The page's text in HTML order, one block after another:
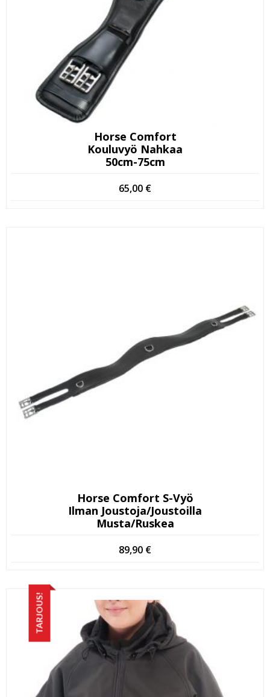
Horse Comfort
Kouluvyö Nahkaa
50cm-75cm
65,00 €
Horse Comfort S-Vyö
Ilman Joustoja/joustoilla
Musta/ruskea
89,90 €
TARJOUS!